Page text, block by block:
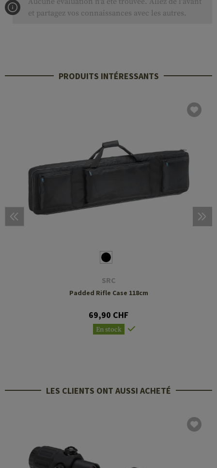
et partagez vos connaissances avec les autres.
PRODUITS INTÉRESSANTS
SRC
Padded Rifle Case 118cm
69,90 CHF
En stock
LES CLIENTS ONT AUSSI ACHETÉ